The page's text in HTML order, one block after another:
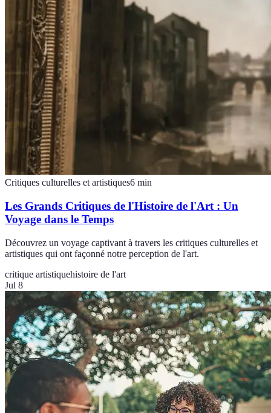
Critiques culturelles et artistiques6 min
Les Grands Critiques de l'Histoire de l'Art : Un
Voyage dans le Temps
Découvrez un voyage captivant à travers les critiques culturelles et
artistiques qui ont façonné notre perception de l'art.
critique artistiquehistoire de l'art
Jul 8